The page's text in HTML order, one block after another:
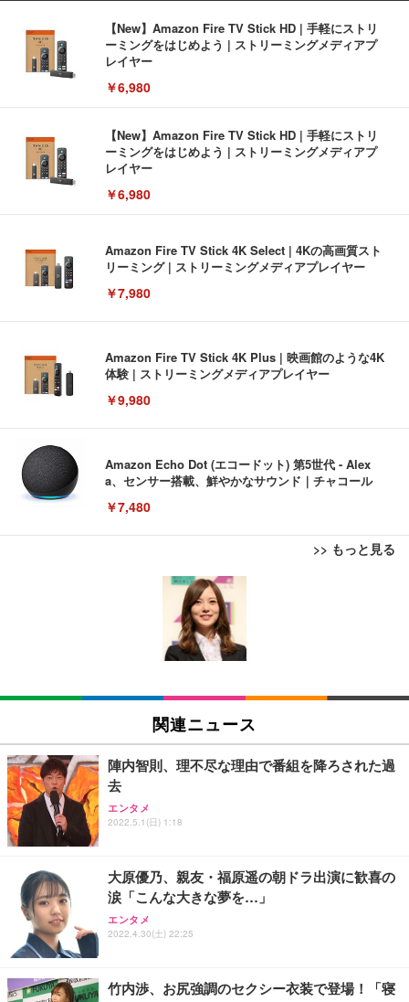
【New】Amazon Fire TV Stick HD | 手軽にストリ
ーミングをはじめよう | ストリーミングメディアプ
レイヤー
￥6,980
【New】Amazon Fire TV Stick HD | 手軽にストリ
ーミングをはじめよう | ストリーミングメディアプ
レイヤー
￥6,980
Amazon Fire TV Stick 4K Select | 4Kの高画質スト
リーミング | ストリーミングメディアプレイヤー
￥7,980
Amazon Fire TV Stick 4K Plus | 映画館のような4K
体験 | ストリーミングメディアプレイヤー
￥9,980
Amazon Echo Dot (エコードット) 第5世代 - Alex
a、センサー搭載、鮮やかなサウンド｜チャコール
￥7,480
>> もっと見る
[EdoErgo] オフィスチェア 椅子 テレワーク 疲れな
い 跳ね上げ式アームレスト コンパクト 約105度ロッ
キング pc 事務椅子 360度回転 座面昇降 強化ナイロ
ン樹脂ベース 通気性メッシュ 在宅ワーク H-WY01
(黒網+黒枠+黒足)
SIHOO B100 オフィスチェア／デスクチェア メッシ
ュチェア 人間工学 疲れない ブラック
￥27,999
ワーク チェア 強化バックレスト 30度ロッキング機
能 人間工学 椅子 腰サポート 90度跳ね上げ式アーム
務用 おしゃれ パソコンチェア (ブラック)
Sezlife オフィスチェア デスクチェア 疲れない テレ
ワーク チェア 強化バックレスト 30度ロッキング機
能 人間工学 椅子 腰サポート 90度跳ね上げ式アーム
務用 おしゃれ パソコンチェア (ホワイト)
EIZO ビジネス向けプレミアムモニター | FlexScan
EV3240X-WT | 31.5型4K UHD・USB Type-C・ホワ
EIZO ビジネス向けプレミアムモニター | FlexScan
￥109,572
【純正品】27"ゲーミングモニター DualSense 充電
フック付き（CFI-ZDM1J）
【整備済み品】Dell E2724HS 27インチ 液晶モニタ
ー フルHD（1920×1080）VA 非光沢 HDMI/DisplayP
ort/VGA スピーカー内蔵 高さ調整 スイベル VESA対
Amazonベーシック ペットシーツ 薄型 レギュラー 1
回使い捨て 無香料 ホワイト 300枚
Amazonベーシック ペットシーツ 厚型 ワイド 42枚
x2袋(84枚) ホワイト(吸収面:ライトブルー)
￥3,234
ネオ・ルーライフ ネオ・オムツ L 中型犬用 26枚入
り 単品
Smart Basic(スマートベーシック) 【Amazon.co.jp
限定】 Smart Basic アイリスオーヤマ ペットシーツ
超厚型 お徳用 ワイド 100枚入 (x 1) (ケース販売)
関連ニュース
陣内智則、理不尽な理由で番組を降ろされた過
去
エンタメ
2022.5.1(日) 1:18
大原優乃、親友・福原遥の朝ドラ出演に歓喜の
涙「こんな大きな夢を…」
エンタメ
2022.4.30(土) 22:25
竹内渉、お尻強調のセクシー衣装で登場！「寝